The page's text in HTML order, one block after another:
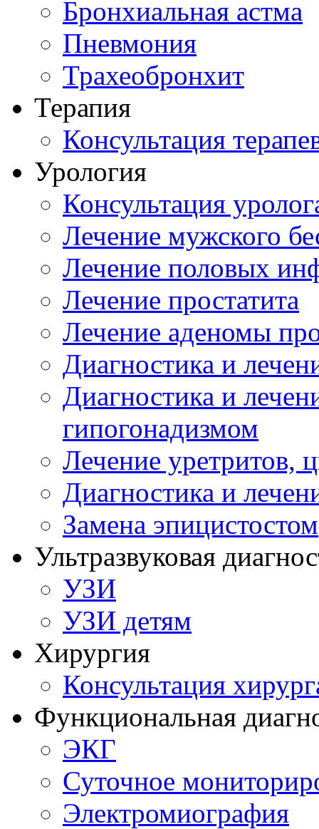
Бронхиальная астма
Пневмония
Трахеобронхит
Терапия
Консультация
Урология
Консультация
Лечение мужского
Лечение половых
Лечение простатита
Лечение аденомы
Диагностика и
Диагностика и
гипогонадизмом
Лечение уретритов,
Диагностика и
Замена эпицистостом
Ультразвуковая
УЗИ
УЗИ детям
Хирургия
Консультация
Функциональная
ЭКГ
Суточное
Электромиография